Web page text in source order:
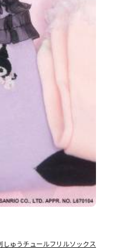
しゅうチュールフリルソックス